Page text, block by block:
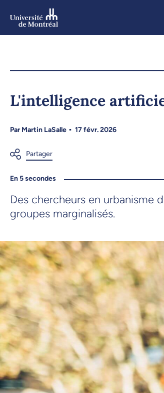
L'intelligence
ParMartin LaSalle 17 févr. 2026
En 5 secondes
Des chercheurs en urbanisme
groupes marginalisés.